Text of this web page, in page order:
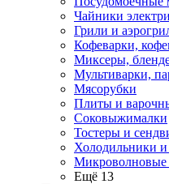
Чайники
Грили и
Кофеварки,
Миксеры,
Мультиварки,
Мясорубки
Плиты и
Соковыжималки
Тостеры и
Холодильники
Микроволновые
Ещё 13